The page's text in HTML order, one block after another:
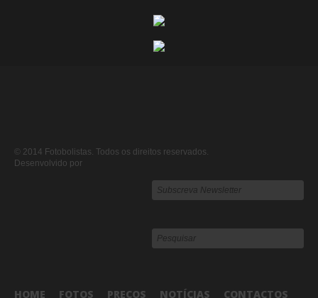
© 2014 Fotobolistas. Todos os direitos reservados.
Desenvolvido por
HOME FOTOS PREÇOS NOTÍCIAS CONTACTOS